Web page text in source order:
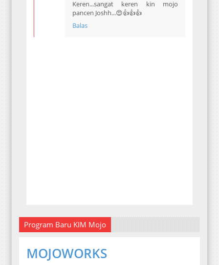
Keren...sangat keren kin mojo
pancen Joshh...😍👍👍👍
Balas
Program Baru KIM Mojo
MOJOWORKS